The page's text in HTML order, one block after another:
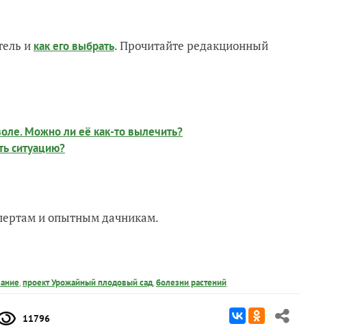
и как его выбрать. Прочитайте редакционный
Можно ли её как-то вылечить?
ситуацию?
и опытным дачникам.
,проект Урожайный плодовый сад,болезни растений
11796